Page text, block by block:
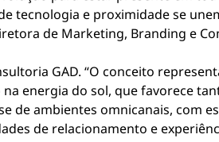
tecnologia e proximidade se
de Marketing, Branding e
GAD. “O conceito
energia do sol, que favorece
ambientes omnicanais, com
de relacionamento e